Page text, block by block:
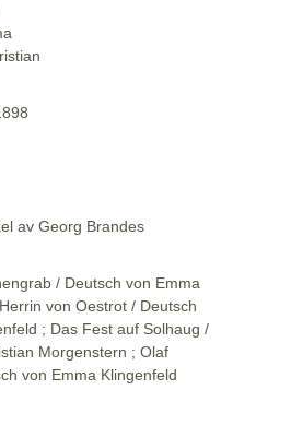
av Georg Brandes
/ Deutsch von Emma
von Oestrot / Deutsch
; Das Fest auf Solhaug /
Morgenstern ; Olaf
von Emma Klingenfeld